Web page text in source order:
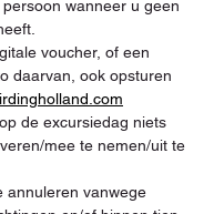
voucher, of een
daarvan, ook opsturen
de excursiedag niets
mee te nemen/uit te
annuleren vanwege